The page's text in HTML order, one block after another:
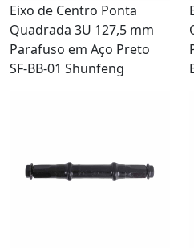
Eixo de Centro Ponta
Quadrada 3U 127,5 mm
Parafuso em Aço Preto
SF-BB-01 Shunfeng